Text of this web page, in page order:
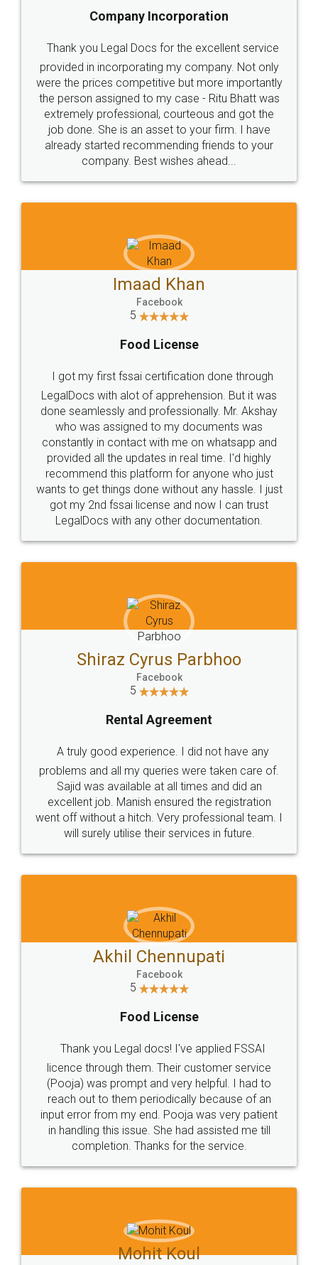
Company Incorporation
Thank you Legal Docs for the excellent service
provided in incorporating my company. Not only
were the prices competitive but more importantly
the person assigned to my case - Ritu Bhatt was
extremely professional, courteous and got the
job done. She is an asset to your firm. I have
already started recommending friends to your
company. Best wishes ahead...
Imaad Khan
Facebook
5
Food License
I got my first fssai certification done through
LegalDocs with alot of apprehension. But it was
done seamlessly and professionally. Mr. Akshay
who was assigned to my documents was
constantly in contact with me on whatsapp and
provided all the updates in real time. I'd highly
recommend this platform for anyone who just
wants to get things done without any hassle. I just
got my 2nd fssai license and now I can trust
LegalDocs with any other documentation.
Shiraz Cyrus Parbhoo
Facebook
5
Rental Agreement
A truly good experience. I did not have any
problems and all my queries were taken care of.
Sajid was available at all times and did an
excellent job. Manish ensured the registration
went off without a hitch. Very professional team. I
will surely utilise their services in future.
Akhil Chennupati
Facebook
5
Food License
Thank you Legal docs! I've applied FSSAI
licence through them. Their customer service
(Pooja) was prompt and very helpful. I had to
reach out to them periodically because of an
input error from my end. Pooja was very patient
in handling this issue. She had assisted me till
completion. Thanks for the service.
Mohit Koul